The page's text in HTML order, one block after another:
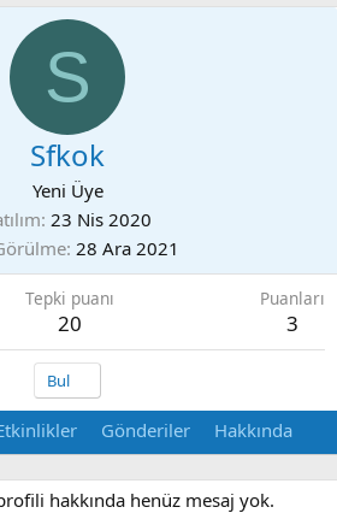
S
Sfkok
Yeni Üye
23 Nis 2020
28 Ara 2021
Tepki puanı
20
Puanları
3
Bul
Gönderiler Hakkında
hakkında henüz mesaj yok.